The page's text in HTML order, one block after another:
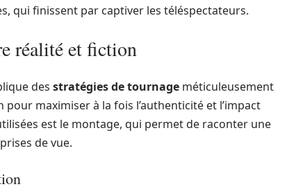
qui finissent par captiver les téléspectateurs.
réalité et fiction
des stratégies de tournage méticuleusement
maximiser à la fois l’authenticité et l’impact
est le montage, qui permet de raconter une
de vue.